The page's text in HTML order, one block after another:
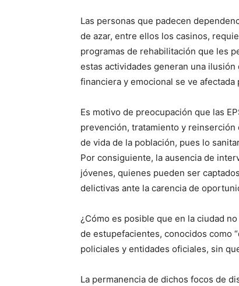
Las personas que padecen
de azar, entre ellos los casinos,
programas de rehabilitación que les
estas actividades generan una
financiera y emocional se ve afectada
Es motivo de preocupación que las
prevención, tratamiento y reinserción
de vida de la población, pues lo
Por consiguiente, la ausencia de
jóvenes, quienes pueden ser
delictivas ante la carencia de
¿Cómo es posible que en la ciudad
de estupefacientes, conocidos como
policiales y entidades oficiales, sin
La permanencia de dichos focos de